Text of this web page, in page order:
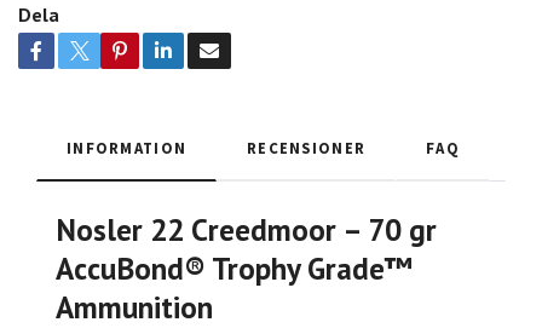
Dela
INFORMATION RECENSIONER FAQ
Nosler 22 Creedmoor – 70 gr
AccuBond® Trophy Grade™
Ammunition